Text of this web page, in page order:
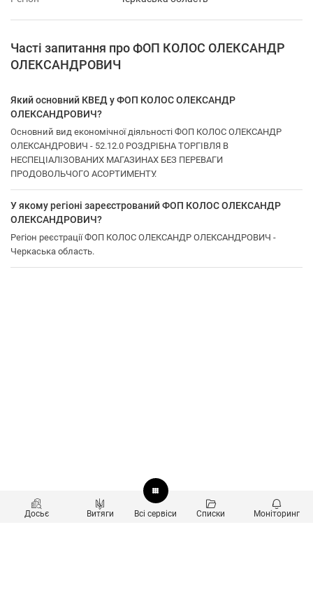
Часті запитання про ФОП КОЛОС ОЛЕКСАНДР
ОЛЕКСАНДРОВИЧ
Який основний КВЕД у ФОП КОЛОС ОЛЕКСАНДР
ОЛЕКСАНДРОВИЧ?
Основний вид економічної діяльності ФОП КОЛОС ОЛЕКСАНДР
ОЛЕКСАНДРОВИЧ - 52.12.0 РОЗДРІБНА ТОРГІВЛЯ В
НЕСПЕЦІАЛІЗОВАНИХ МАГАЗИНАХ БЕЗ ПЕРЕВАГИ
ПРОДОВОЛЬЧОГО АСОРТИМЕНТУ.
У якому регіоні зареєстрований ФОП КОЛОС ОЛЕКСАНДР
ОЛЕКСАНДРОВИЧ?
Регіон реєстрації ФОП КОЛОС ОЛЕКСАНДР ОЛЕКСАНДРОВИЧ -
Черкаська область.
Досьє Витяги Всі сервіси Списки Моніторинг